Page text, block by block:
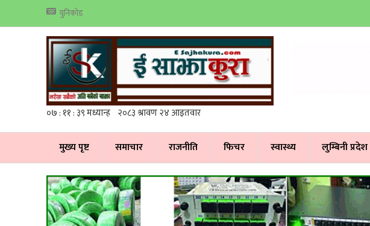
युनिकोड
मुख्य पृष्ट समाचार राजनीति फिचर स्वास्थ्य लुम्बिनी प्रदेश